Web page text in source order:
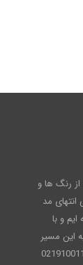
از رنگ ها و
مد
و با
این مسیر